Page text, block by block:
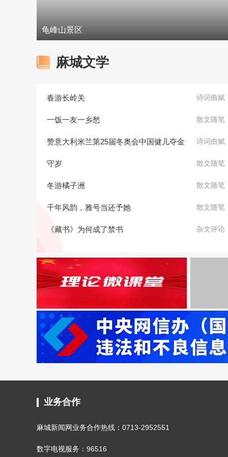
龟峰山景区
麻城文学
春游长岭关 诗词曲赋
一饭一友一乡愁 散文随笔
赞意大利米兰第25届冬奥会中国健儿夺金 诗词曲赋
守岁 散文随笔
冬游橘子洲 散文随笔
千年风韵，雅号当还予她 散文随笔
《藏书》为何成了禁书 杂文评论
业务合作
麻城新闻网业务合作热线：0713-2952551
数字电视服务：96516